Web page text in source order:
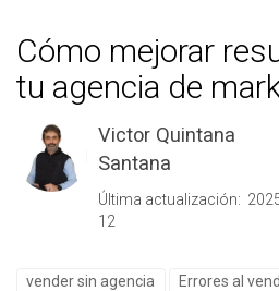
Cómo mejorar
tu agencia de
Victor Quintana
Santana
Última actualización:
12
vender sin agencia
Errores al